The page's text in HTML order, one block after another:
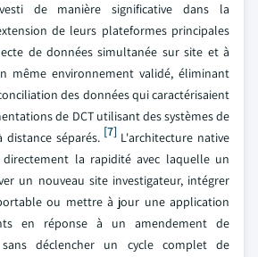
de manière significative dans la
de leurs plateformes principales
de données simultanée sur site et à
même environnement validé, éliminant
des données qui caractérisaient
de DCT utilisant des systèmes de
séparés. [7]L'architecture native
la rapidité avec laquelle un
un nouveau site investigateur, intégrer
ou mettre à jour une application
en réponse à un amendement de
déclencher un cycle complet de